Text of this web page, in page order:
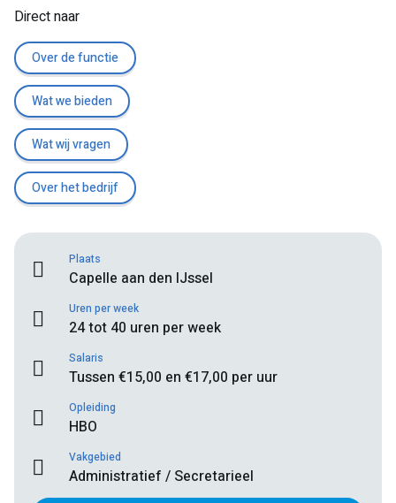
Direct naar
Over de functie
Wat we bieden
Wat wij vragen
Over het bedrijf
Plaats
Capelle aan den IJssel
Uren per week
24 tot 40 uren per week
Salaris
Tussen €15,00 en €17,00 per uur
Opleiding
HBO
Vakgebied
Administratief / Secretarieel